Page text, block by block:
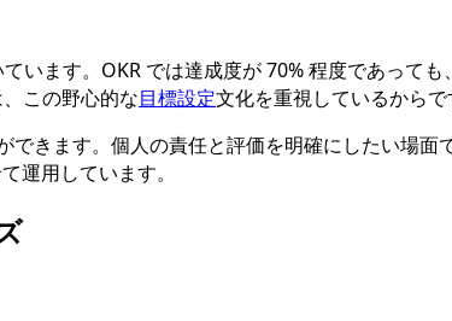
ています。OKR では達成度が 70% 程度であって
この野心的な目標設定文化を重視しているからで
きます。個人の責任と評価を明確にしたい場
運用しています。